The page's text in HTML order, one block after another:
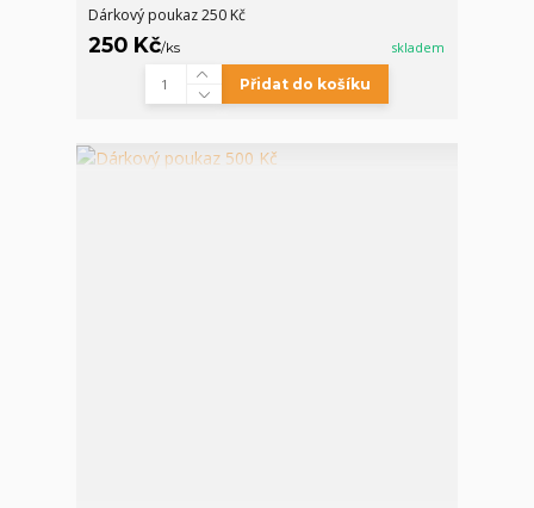
Dárkový poukaz 250 Kč
250 Kč/ks skladem
Přidat do košíku